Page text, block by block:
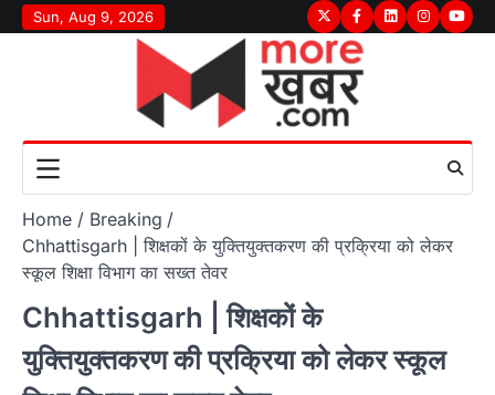
Skip
to
Sun, Aug 9, 2026 TwitterFacebook
LinkedInInstagram
Home
Breaking
Chhattisgarh | शिक्षकों के युक्तियुक्तकरण की प्रक्रिया को लेकर
स्कूल शिक्षा विभाग का सख्त तेवर
Chhattisgarh | शिक्षकों के
युक्तियुक्तकरण की प्रक्रिया को लेकर स्कूल